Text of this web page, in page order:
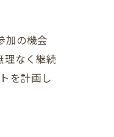
加の機会
理なく継続
を計画し